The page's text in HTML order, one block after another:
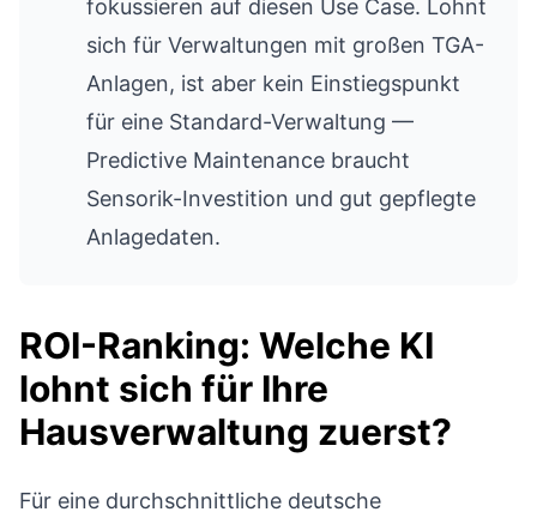
fokussieren auf diesen Use Case. Lohnt
sich für Verwaltungen mit großen TGA-
Anlagen, ist aber kein Einstiegspunkt
für eine Standard-Verwaltung —
Predictive Maintenance braucht
Sensorik-Investition und gut gepflegte
Anlagedaten.
ROI-Ranking: Welche KI
lohnt sich für Ihre
Hausverwaltung zuerst?
Für eine durchschnittliche deutsche